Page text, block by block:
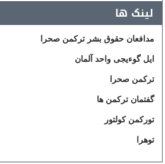
لینک ها
مدافعان حقوق بشر ترکمن صحرا
ایل گوءیجی واحد آلمان
ترکمن صحرا
گفتمان ترکمن ها
تورکمن کولتور
توهرا